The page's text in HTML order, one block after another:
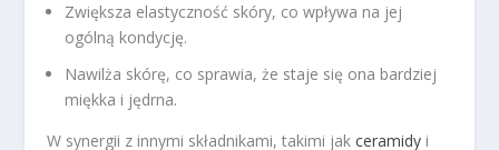
Zwiększa elastyczność skóry, co wpływa na jej
ogólną kondycję.
Nawilża skórę, co sprawia, że staje się ona bardziej
miękka i jędrna.
W synergii z innymi składnikami, takimi jakceramidy i